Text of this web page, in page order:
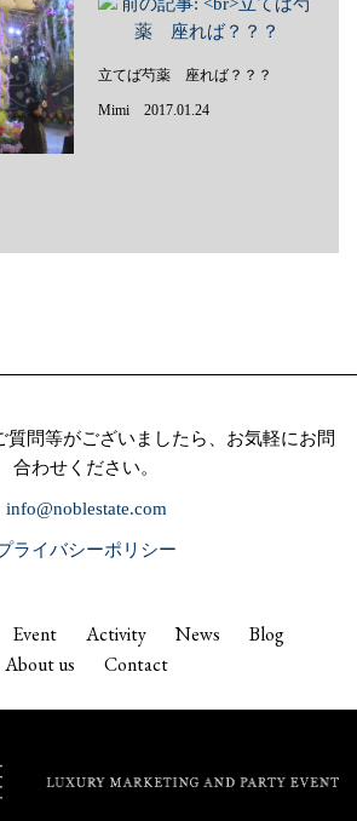
立てば芍薬 座れば？？？
Mimi 2017.01.24
質問等がございましたら、お気軽にお問
合わせください。
info@noblestate.com
ライバシーポリシー
Event Activity News
Blog
About us
Contact